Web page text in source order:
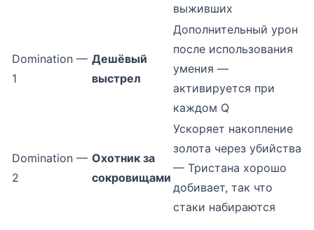
выживших
Domination —
1
Дешёвый
выстрел
Дополнительный урон
после использования
умения —
активируется при
каждом Q
Domination —
2
Охотник за
сокровищами
Ускоряет накопление
золота через убийства
— Тристана хорошо
добивает, так что
стаки набираются